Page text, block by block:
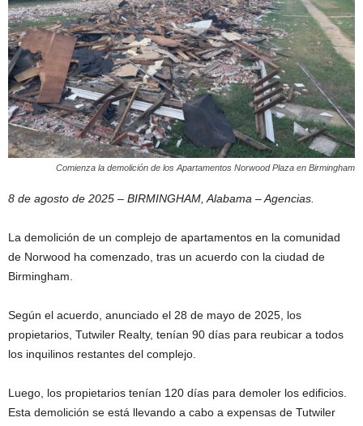
Comienza la demolición de los Apartamentos Norwood Plaza en Birmingham
8 de agosto de 2025 – BIRMINGHAM, Alabama – Agencias.
La demolición de un complejo de apartamentos en la comunidad
de Norwood ha comenzado, tras un acuerdo con la ciudad de
Birmingham.
Según el acuerdo, anunciado el 28 de mayo de 2025, los
propietarios, Tutwiler Realty, tenían 90 días para reubicar a todos
los inquilinos restantes del complejo.
Luego, los propietarios tenían 120 días para demoler los edificios.
Esta demolición se está llevando a cabo a expensas de Tutwiler